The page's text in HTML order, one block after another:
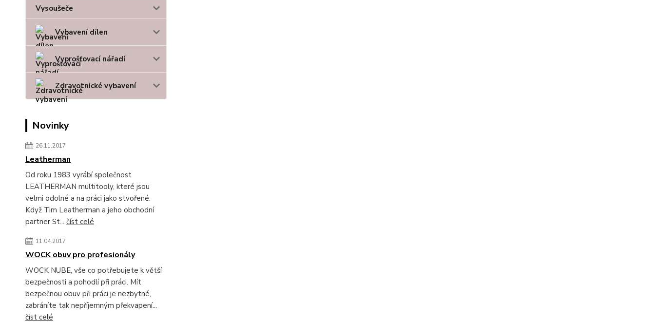
Vysoušeče
Vybavení dílen
Vyprošťovací nářadí
Zdravotnické vybavení
Novinky
26.11.2017
Leatherman
Od roku 1983 vyrábí společnost
LEATHERMAN multitooly, které jsou
velmi odolné a na práci jako stvořené.
Když Tim Leatherman a jeho obchodní
partner St... číst celé
11.04.2017
WOCK obuv pro profesionály
WOCK NUBE, vše co potřebujete k větší
bezpečnosti a pohodlí při práci. Mít
bezpečnou obuv při práci je nezbytné,
zabráníte tak nepříjemným překvapení...
číst celé